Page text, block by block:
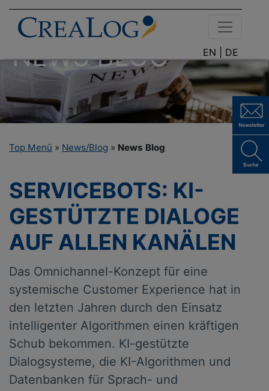
EN | DE
NEWS BLOG
Top Menü » News/Blog » News Blog
SERVICEBOTS: KI-
GESTÜTZTE DIALOGE
AUF ALLEN KANÄLEN
Das Omnichannel-Konzept für eine
systemische Customer Experience hat in
den letzten Jahren durch den Einsatz
intelligenter Algorithmen einen kräftigen
Schub bekommen. KI-gestützte
Dialogsysteme, die KI-Algorithmen und
Datenbanken für Sprach- und